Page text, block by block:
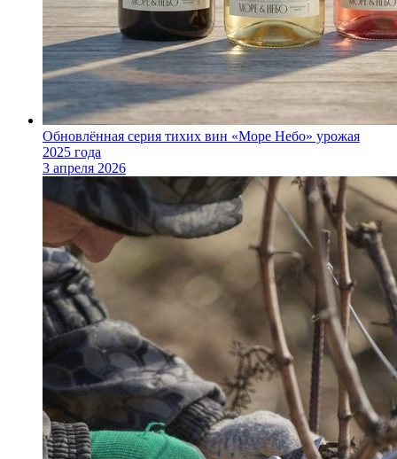
Обновлённая серия тихих вин «Море Небо» урожая
2025 года
3 апреля 2026